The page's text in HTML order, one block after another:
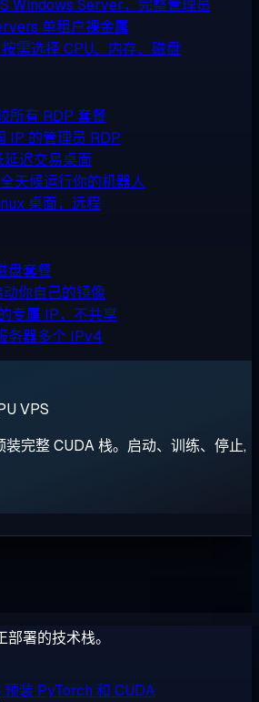
Windows Server，完整管理员
单租户裸金属
按需选择 CPU、内存、磁盘
所有 RDP 套餐
IP 的管理员 RDP
延迟交易桌面
全天候运行你的机器人
桌面，远程
盘套餐
动你自己的镜像
专属 IP，不共享
务器多个 IPv4
VPS
完整 CUDA 栈。启动、训练、停止,
署的技术栈。
预装 PyTorch 和 CUDA